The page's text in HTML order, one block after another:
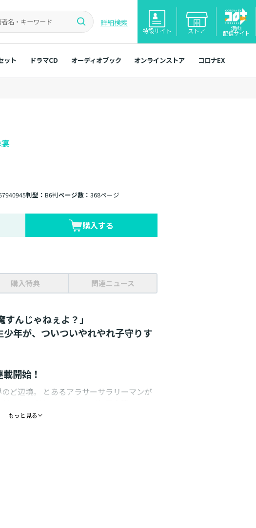
詳細検索
特設サイト ストア 漫画
配信サイト
ット ドラマCD オーディオブック オンラインストア コロナEX
判型：B6判ページ数：368ページ
購入する
購入特典 関連ニュース
すんじゃねぇよ？」
年が、ついついやれやれ子守りす
開始！
ど辺境。 とあるアラサーサラリーマンが
ィエンジェル）達に懐かれるまでは……。
もっと見る